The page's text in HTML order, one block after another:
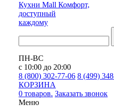
Кухни Mall Комфорт,
доступный
каждому
ПН-ВС
с 10:00 до 20:00
8 (800) 302-77-06 8 (499)
КОРЗИНА
0 товаров. Заказать звонок
Меню